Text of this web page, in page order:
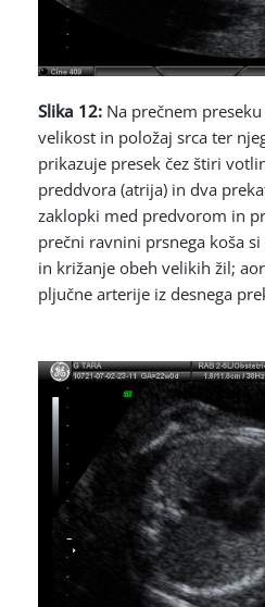
Slika 12: Na prečnem
velikost in položaj srca ter
prikazuje presek čez štiri
preddvora (atrija) in dva
zaklopki med predvorom in
prečni ravnini prsnega koša
in križanje obeh velikih žil;
pljučne arterije iz desnega